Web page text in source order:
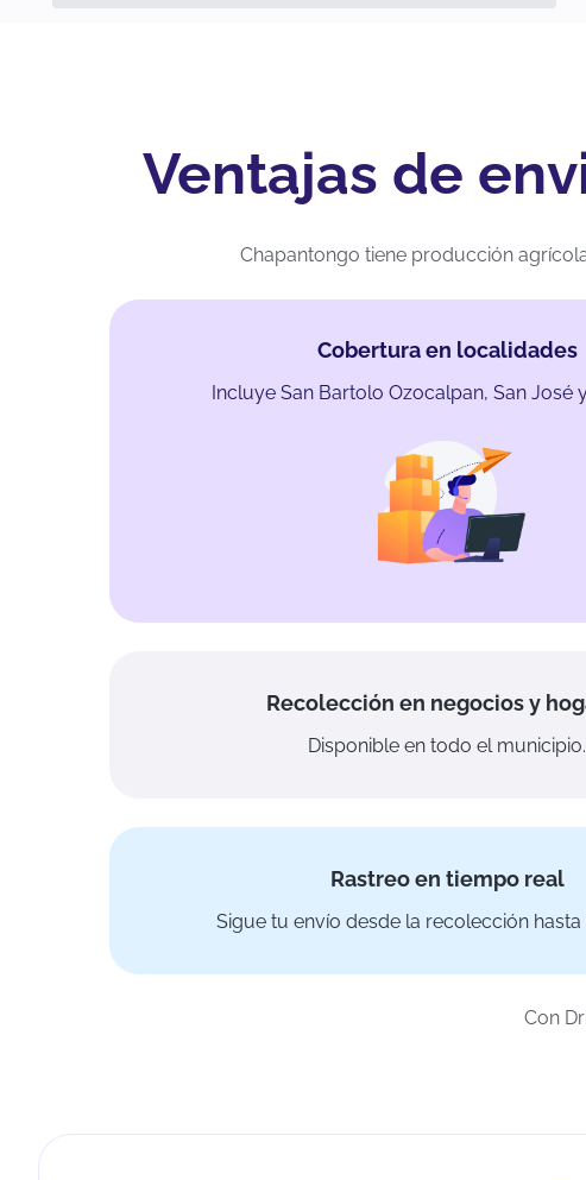
Ventajas de
Chapantongo tiene producción
Cobertura en localidades
Incluye San Bartolo Ozocalpan, San José
Recolección en negocios y
Disponible en todo el municipio.
Rastreo en tiempo real
Sigue tu envío desde la recolección hasta
Con